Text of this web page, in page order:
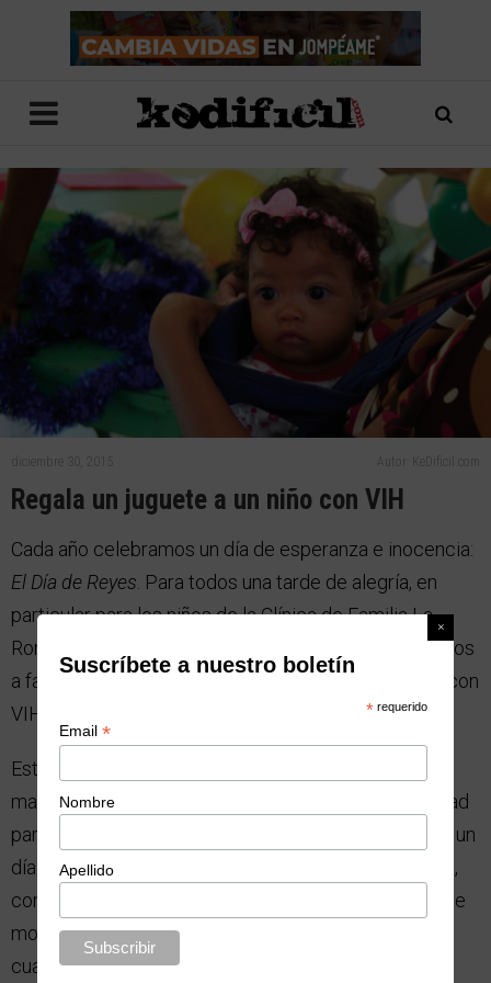
diciembre 30, 2015 Autor: KeDificil.com
Regala un juguete a un niño con VIH
Cada año celebramos un día de esperanza e inocencia:
El Día de Reyes. Para todos una tarde de alegría, en
particular para los niños de la Clínica de Familia La
Romana. Una institución que provee servicios médicos
a familias de escasos recursos, en especial a niños con
VIH positivo.
Este año el equipo de
mañana de felicidad a 38 niños, una nueva oportunidad
para que olviden su realidad, y puedan volver a tener un
día de inocencia junto a payasos, golosinas, juguetes,
comida y mucha diversión. Su sueño es poder ver ese
momentito de gran alegría, que cada niño expresa,
cuando recibe el regalo anhelado.
Suscríbete a nuestro boletín
* requerido
Email*
Nombre
Apellido